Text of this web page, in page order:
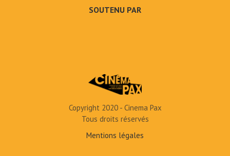
SOUTENU PAR
Copyright 2020 - Cinema Pax
Tous droits réservés
Mentions légales